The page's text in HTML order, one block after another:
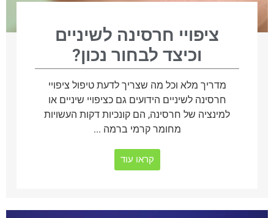
ציפויי חרסינה לשיניים
וכיצד לבחור נכון?
מדריך מלא וכל מה שצריך לדעת טיפול ציפויי
חרסינה לשיניים הידועים גם כציפויי שיניים או
למינציה של חרסינה, הם קונכיות דקות העשויות
מחומר קרמי ברמה ...
קראו עוד